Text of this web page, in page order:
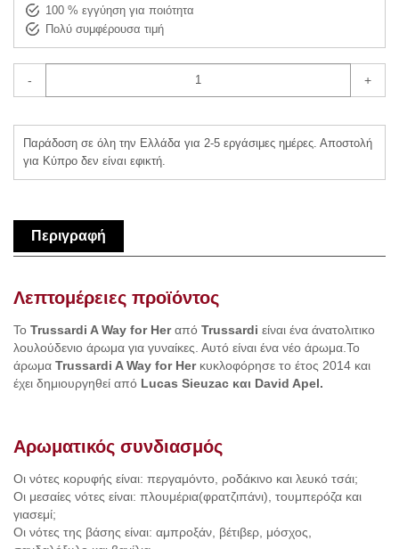
100 % εγγύηση για ποιότητα
Πολύ συμφέρουσα τιμή
- +
Παράδοση σε όλη την Ελλάδα για 2-5 εργάσιμες ημέρες. Αποστολή
για Κύπρο δεν είναι εφικτή.
Περιγραφή
Λεπτομέρειες προϊόντος
Το Trussardi A Way for Herαπό Trussardi είναι ένα άνατολιτικο
λουλούδενιο άρωμα για γυναίκες. Αυτό είναι ένα νέο άρωμα.Το
άρωμα Trussardi A Way for Herκυκλοφόρησε το έτος 2014 και
έχει δημιουργηθεί από Lucas Sieuzac και David Apel.
Αρωματικός συνδιασμός
Οι νότες κορυφής είναι: περγαμόντο, ροδάκινο και λευκό τσάι;
Οι μεσαίες νότες είναι: πλουμέρια(φρατζιπάνι), τουμπερόζα και
γιασεμί;
Οι νότες της βάσης είναι: αμπροξάν, βέτιβερ, μόσχος,